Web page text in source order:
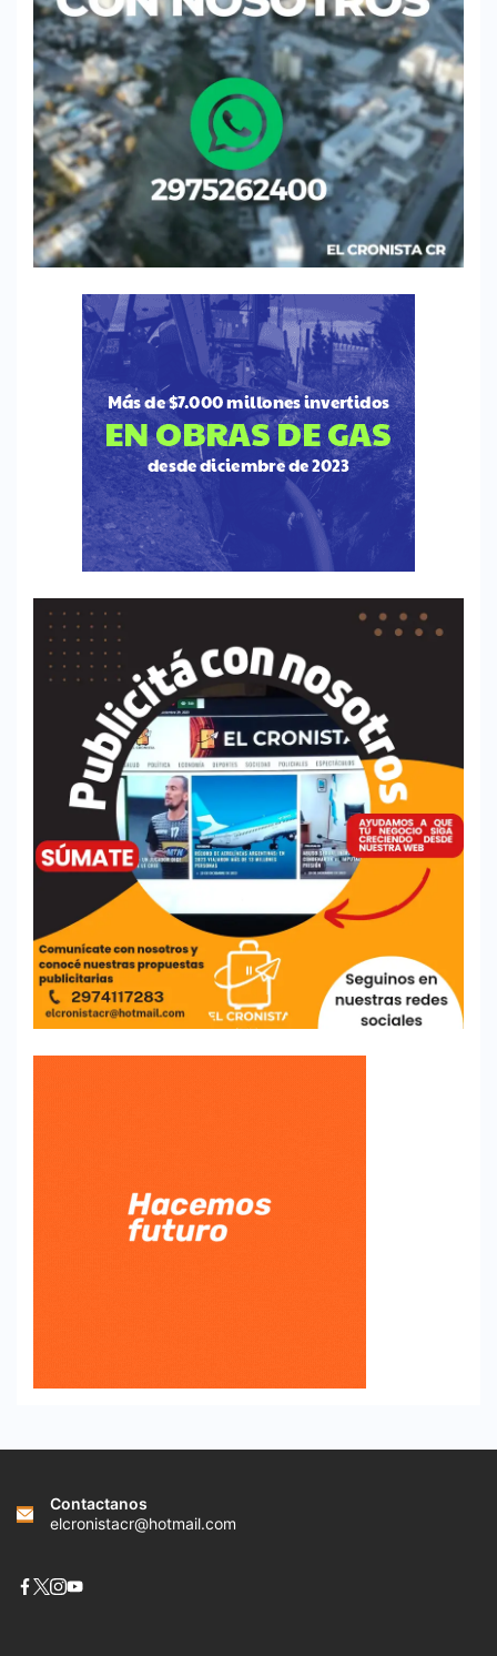
Contactanos
elcronistacr@hotmail.com